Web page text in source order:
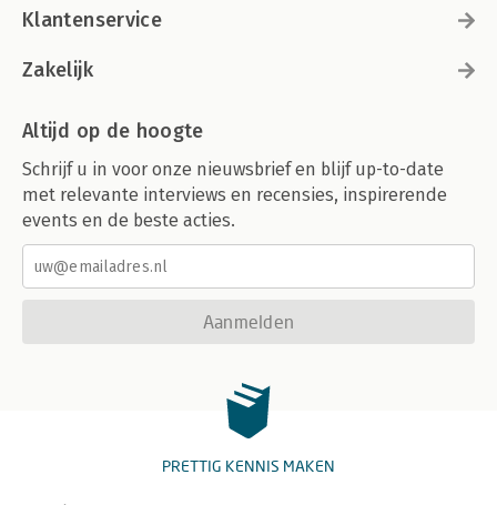
Klantenservice
Zakelijk
Altijd op de hoogte
Schrijf u in voor onze nieuwsbrief en blijf up-to-date
met relevante interviews en recensies, inspirerende
events en de beste acties.
Aanmelden
PRETTIG KENNIS MAKEN